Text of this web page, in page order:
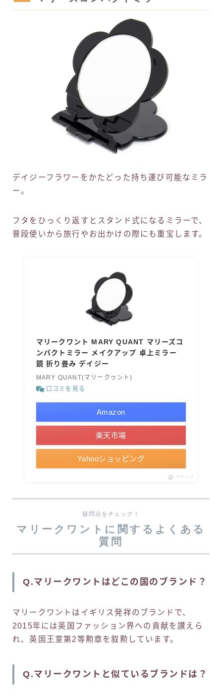
デイジーフラワーをかたどった持ち運び可能なミラ
ー。
フタをひっくり返すとスタンド式になるミラーで、
普段使いから旅行やお出かけの際にも重宝します。
マリークワント MARY QUANT マリーズコ
ンパクトミラー メイクアップ 卓上ミラー
鏡 折り畳み デイジー
MARY QUANT(マリークヮント)
口コミを見る
Amazon
楽天市場
Yahooショッピング
ポチップ
疑問点をチェック！
マリークワントに関するよくある
質問
Q.マリークワントはどこの国のブランド？
マリークワントはイギリス発祥のブランドで、
2015年には英国ファッション界への貢献を讃えら
れ、英国王室第2等勲章を叙勲しています。
Q.マリークワントと似ているブランドは？